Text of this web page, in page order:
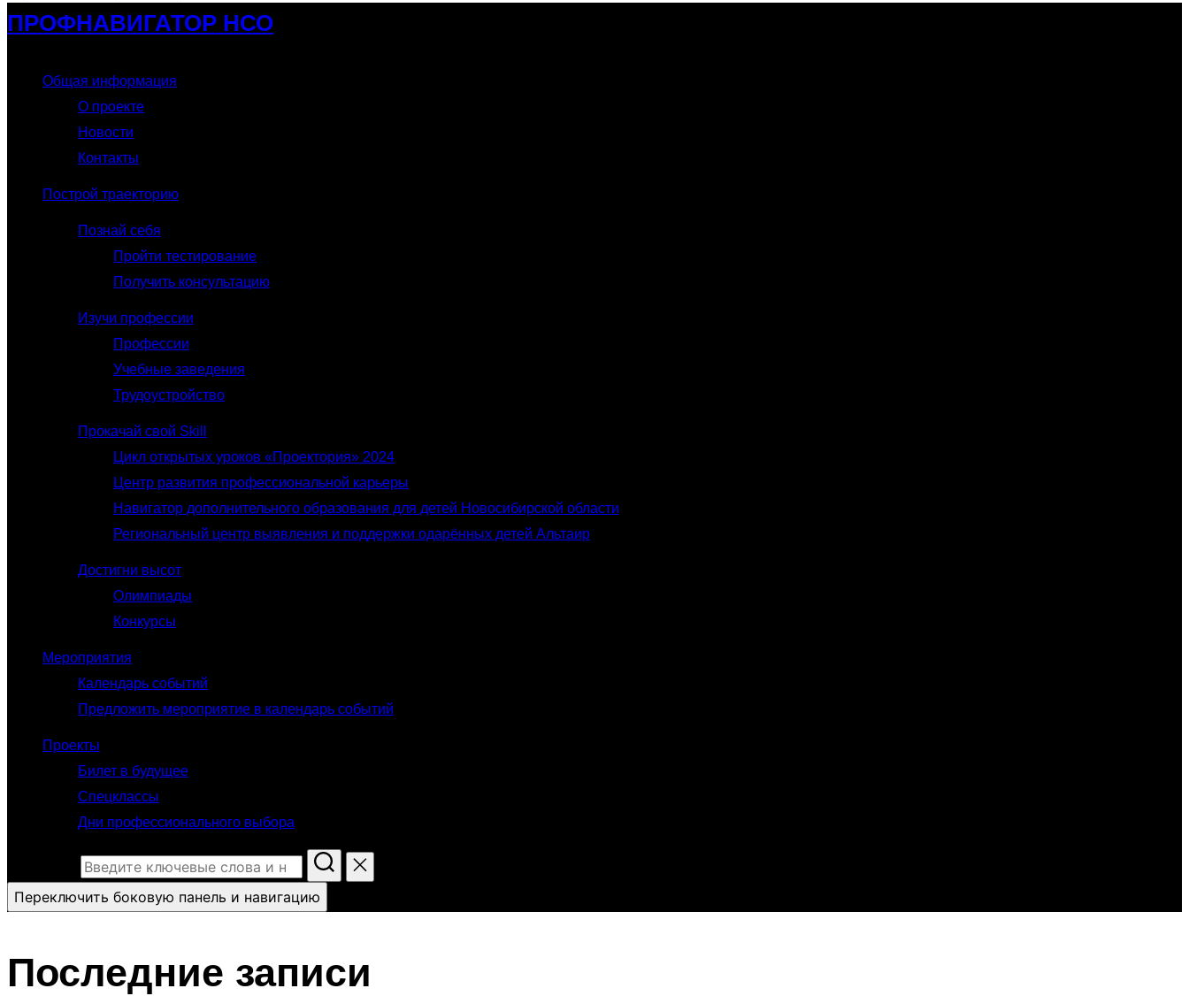
ПРОФНАВИГАТОР НСО
Общая информация
О проекте
Новости
Контакты
Построй траекторию
Познай себя
Пройти тестирование
Получить консультацию
Изучи профессии
Профессии
Учебные заведения
Трудоустройство
Прокачай свой Skill
Цикл открытых уроков «Проектория» 2024
Центр развития профессиональной карьеры
Навигатор дополнительного образования для детей Новосибирской области
Региональный центр выявления и поддержки одарённых детей Альтаир
Достигни высот
Олимпиады
Конкурсы
Мероприятия
Календарь событий
Предложить мероприятие в календарь событий
Проекты
Билет в будущее
Спецклассы
Дни профессионального выбора
Переключить боковую панель и навигацию
Последние записи